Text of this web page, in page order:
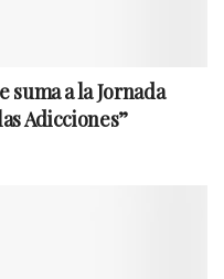
suma a la Jornada
Adicciones”